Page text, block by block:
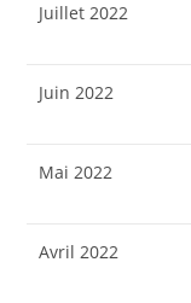
Juillet 2022
Juin 2022
Mai 2022
Avril 2022